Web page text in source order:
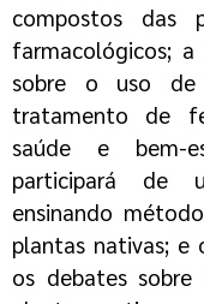
compostos das
farmacológicos;
sobre o uso de
tratamento de
saúde e bem-
participará de
ensinando
plantas nativas; e
os debates sobre